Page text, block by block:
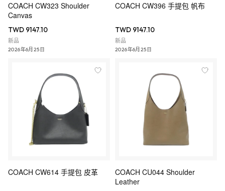
COACH CW323 Shoulder
Canvas
TWD 9147.10
新品
2026年6月25日
COACH CW396 手提包 帆布
TWD 9147.10
新品
2026年6月25日
COACH CW614 手提包 皮革
COACH CU044 Shoulder
Leather